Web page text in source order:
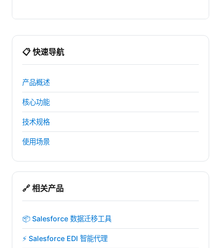
📋 快速导航
产品概述
核心功能
技术规格
使用场景
🔗 相关产品
📦 Salesforce 数据迁移工具
⚡ Salesforce EDI 智能代理